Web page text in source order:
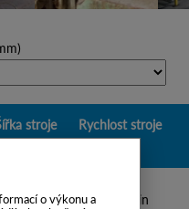
o výkonu a
stroje
Rychlost stroje
mm 1800 m/min